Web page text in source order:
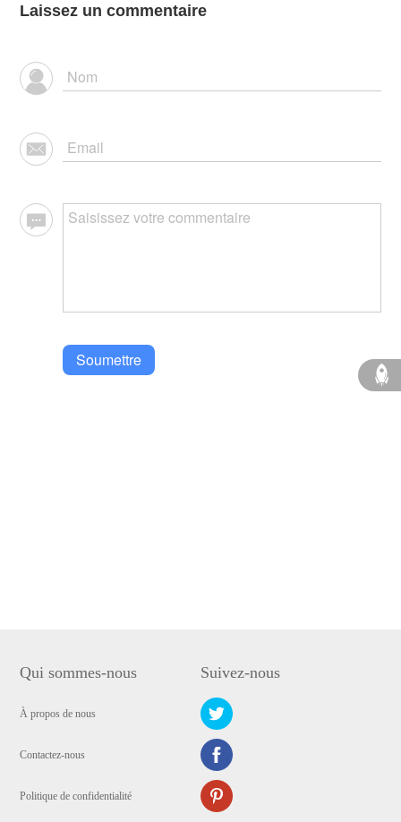
Laissez un commentaire
Soumettre
Qui sommes-nous
À propos de nous
Contactez-nous
Politique de confidentialité
Suivez-nous